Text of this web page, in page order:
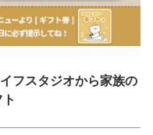
フスタジオから家族の